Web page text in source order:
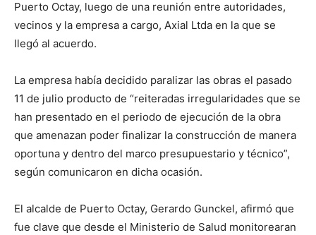
Puerto Octay, luego de una reunión entre autoridades,
vecinos y la empresa a cargo, Axial Ltda en la que se
llegó al acuerdo.
La empresa había decidido paralizar las obras el pasado
11 de julio producto de “reiteradas irregularidades que se
han presentado en el periodo de ejecución de la obra
que amenazan poder finalizar la construcción de manera
oportuna y dentro del marco presupuestario y técnico”,
según comunicaron en dicha ocasión.
El alcalde de Puerto Octay, Gerardo Gunckel, afirmó que
fue clave que desde el Ministerio de Salud monitorearan